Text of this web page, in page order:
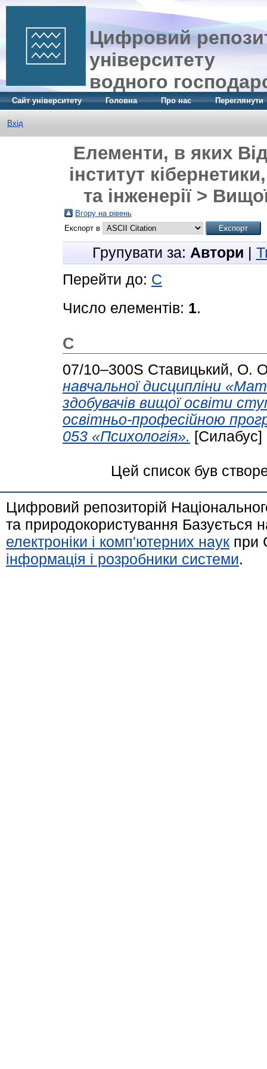
Цифровий
університету
водного
Сайт університету Головна Про нас Переглянути
Вхід
Елементи, в яких
інститут
та інженерії >
Вгору на рівень
Експорт в
Групувати за: Автори
Перейти до: С
Число елементів: 1.
С
07/10–300S Ставицький, О.
навчальної дисципліни
здобувачів вищої освіти
освітньо-професійною
053 «Психологія». [Силабус]
Цей список був
Цифровий репозиторій
та природокористування Базується
електроніки і комп'ютерних наук при
інформація і розробники системи.